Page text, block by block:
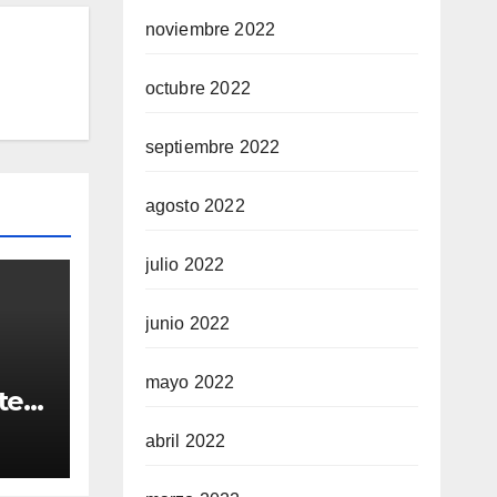
noviembre 2022
octubre 2022
septiembre 2022
agosto 2022
julio 2022
junio 2022
mayo 2022
abril 2022